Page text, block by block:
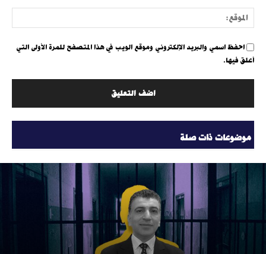
احفظ اسمي والبريد الإلكتروني وموقع الويب في هذا المتصفح للمرة الأولى التي
أعلق فيها.
موضوعات ذات صلة